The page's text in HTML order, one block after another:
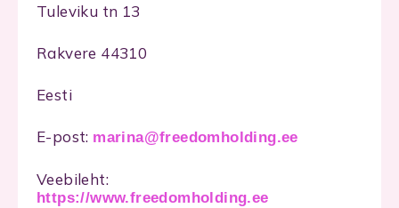
Tuleviku tn 13
Rakvere 44310
Eesti
E-post: marina@freedomholding.ee
Veebileht:
https://www.freedomholding.ee